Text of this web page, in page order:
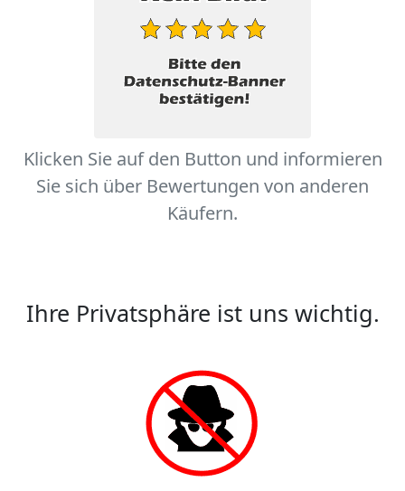
Klicken Sie auf den Button und informieren
Sie sich über Bewertungen von anderen
Käufern.
Ihre Privatsphäre ist uns wichtig.